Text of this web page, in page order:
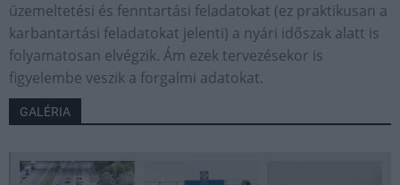
üzemeltetési és fenntartási feladatokat (ez praktikusan a
karbantartási feladatokat jelenti) a nyári időszak alatt is
folyamatosan elvégzik. Ám ezek tervezésekor is
figyelembe veszik a forgalmi adatokat.
GALÉRIA